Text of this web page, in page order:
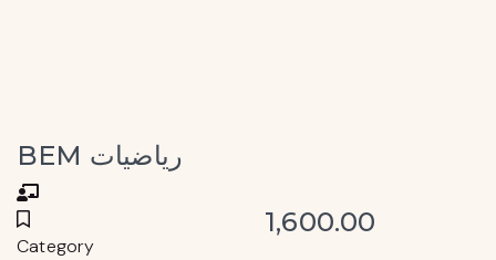
BEM رياضيات
Category
1,600.00